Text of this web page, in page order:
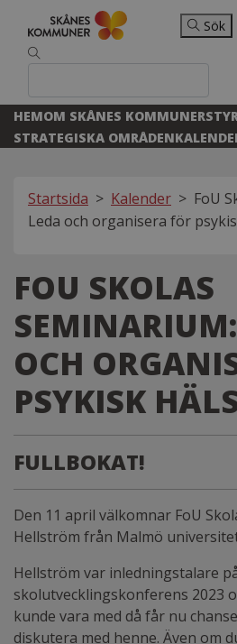
Sök
HEMOM SKÅNES KOMMUNER
STRATEGISKA OMRÅDEN
Startsida > Kalender > FoU
Leda och organisera för
FOU SKOLAS
OCH
PSYKISK
FULLBOKAT!
Den 11 april välkomnar FoU
Hellström från Malmö
Hellström var inledningstalare
skolutvecklingskonferens 2023
kunde vara med då får nu
diskutera med henne. Även om